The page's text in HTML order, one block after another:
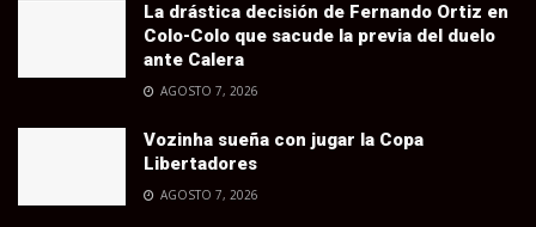
La drástica decisión de Fernando Ortiz en
Colo-Colo que sacude la previa del duelo
ante Calera
AGOSTO 7, 2026
Vozinha sueña con jugar la Copa
Libertadores
AGOSTO 7, 2026